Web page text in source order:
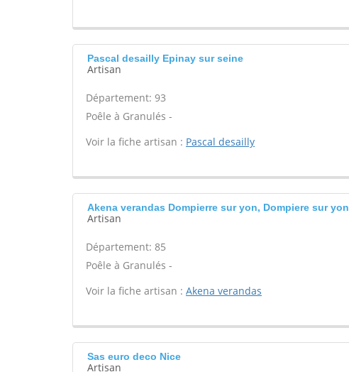
Pascal desailly Epinay sur seine
Artisan
Département: 93
Poêle à Granulés -
Voir la fiche artisan : Pascal desailly
Akena verandas Dompierre sur yon, Dompiere sur yon
Artisan
Département: 85
Poêle à Granulés -
Voir la fiche artisan : Akena verandas
Sas euro deco Nice
Artisan